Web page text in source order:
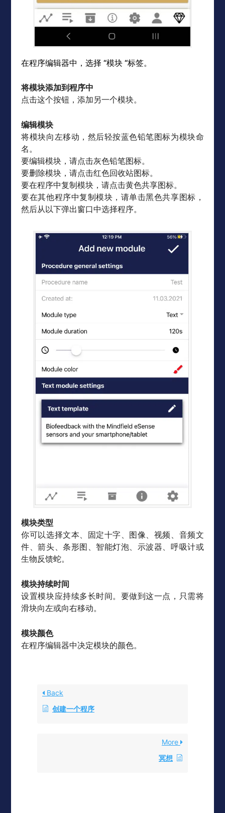
在程序编辑器中，选择 “模块 “标签。
将模块添加到程序中
点击这个按钮，添加另一个模块。
编辑模块
将模块向左移动，然后轻按蓝色铅笔图标为模块命
名。
要编辑模块，请点击灰色铅笔图标。
要删除模块，请点击红色回收站图标。
要在程序中复制模块，请点击黄色共享图标。
要在其他程序中复制模块，请单击黑色共享图标，
然后从以下弹出窗口中选择程序。
模块类型
你可以选择文本、固定十字、图像、视频、音频文
件、箭头、条形图、智能灯泡、示波器、呼吸计或
生物反馈蛇。
模块持续时间
设置模块应持续多长时间。要做到这一点，只需将
滑块向左或向右移动。
模块颜色
在程序编辑器中决定模块的颜色。
Back
创建一个程序
More
冥想